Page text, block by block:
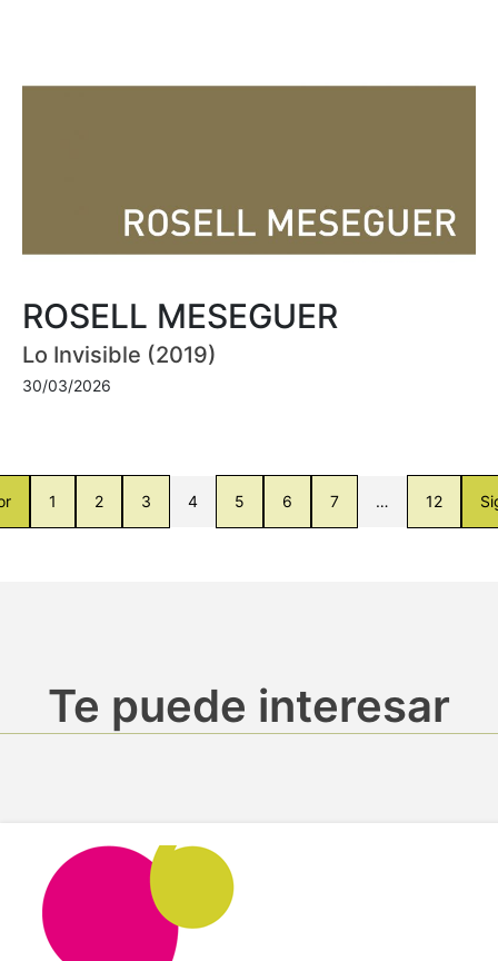
ROSELL MESEGUER
Lo Invisible (2019)
30/03/2026
1 2 3 4 5 6 7 … 12
Te puede interesar